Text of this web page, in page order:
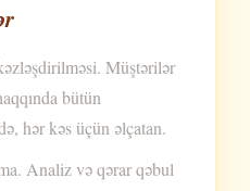
Müştərilər
bütün
hər kəs üçün əlçatan.
Analiz və qərar qəbul